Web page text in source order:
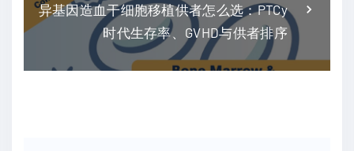
异基因造血干细胞移植供者怎么选：PTCy
时代生存率、GVHD与供者排序